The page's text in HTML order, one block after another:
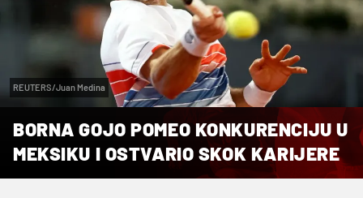
REUTERS/Juan Medina
BORNA GOJO POMEO KONKURENCIJU U
MEKSIKU I OSTVARIO SKOK KARIJERE